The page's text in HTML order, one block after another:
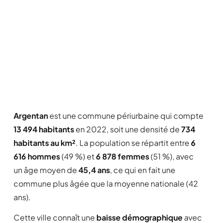
Argentanest une commune périurbaine qui compte
13 494 habitantsen 2022, soit une densité de734
habitants au km². La population se répartit entre6
616 hommes(49 %) et6 878 femmes(51 %), avec
un âge moyen de45,4 ans, ce qui en fait une
commune plus âgée que la moyenne nationale (42
ans).
Cette ville connaît une baisse démographiqueavec